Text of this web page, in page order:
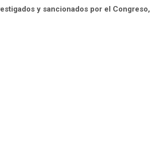
y sancionados por el Congreso,